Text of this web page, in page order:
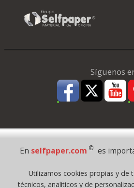
Síguenos
Pago Seguro
Todos los derechos
En selfpaper.com © es
Utilizamos cookies propias y de
técnicos, analíticos y de